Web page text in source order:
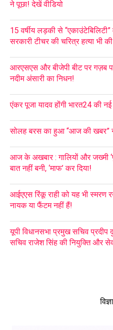
ने पूछा! देखें वीडियो
15 वर्षीय लड़की से
सरकारी टीचर की चरित्र हत्या भी
आरएसएस और बीजेपी बीट पर गज़ब
नदीम अंसारी का निधन!
एंकर पूजा यादव होंगी भारत24 की
सोलह बरस का हुआ “आज की खबर”
आज के अखबार : गालियों और जख्मी
बात नहीं बनी, ‘माफ’ कर दिया!
आईएएस रिंकू राही को यह भी स्मरण
नायक या फैंटम नहीं हैं!
यूपी विधानसभा प्रमुख सचिव
सचिव राजेश सिंह की नियुक्ति और